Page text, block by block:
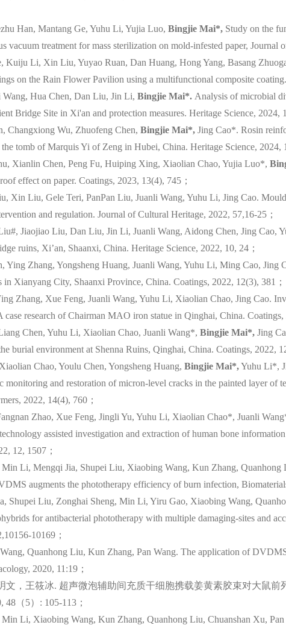
Han, Mantang Ge, Yuhu Li, Yujia Luo, Bingjie Mai*, Study on the
vacuum treatment for mass sterilization on mold-infested paper, Journal
Kuiju Li, Xin Liu, Yuyao Ruan, Dan Huang, Hong Yang, Basang
on the Rain Flower Pavilion using a multifunctional composite
Hua Chen, Dan Liu, Jin Li, Bingjie Mai*. Analysis of microbial
Bridge Site in Xi'an and protection measures. Heritage Science, 2024,
Changxiong Wu, Zhuofeng Chen, Bingjie Mai*, Jing Cao*. Rosin
tomb of Marquis Yi of Zeng in Hubei, China. Heritage Science, 2024,
Xianlin Chen, Peng Fu, Huiping Xing, Xiaolian Chao, Yujia Luo*,
effect on paper. Coatings, 2023, 13(4), 745；
Xin Liu, Gele Teri, PanPan Liu, Juanli Wang, Yuhu Li, Jing Cao.
and regulation. Journal of Cultural Heritage, 2022, 57,16-25；
Jiaojiao Liu, Dan Liu, Jin Li, Juanli Wang, Aidong Chen, Jing Cao,
ruins, Xi’an, Shaanxi, China. Heritage Science, 2022, 10, 24；
Ying Zhang, Yongsheng Huang, Juanli Wang, Yuhu Li, Ming Cao, Jing
Xianyang City, Shaanxi Province, China. Coatings, 2022, 12(3), 381；
Zhang, Xue Feng, Juanli Wang, Yuhu Li, Xiaolian Chao, Jing Cao.
case research of Chairman MAO iron statue in Qinghai, China. Coatings,
Chen, Yuhu Li, Xiaolian Chao, Juanli Wang*, Bingjie Mai*, Jing
burial environment at Shenna Ruins, Qinghai, China. Coatings, 2022,
Chao, Youlu Chen, Yongsheng Huang, Bingjie Mai*,Yuhu Li*,
monitoring and restoration of micron-level cracks in the painted layer of
2022, 14(4), 760；
Zhao, Xue Feng, Jingli Yu, Yuhu Li, Xiaolian Chao*, Juanli
assisted investigation and extraction of human bone
12, 1507；
Li, Mengqi Jia, Shupei Liu, Xiaobing Wang, Kun Zhang, Quanhong
augments the phototherapy efficiency of burn infection,
Shupei Liu, Zonghai Sheng, Min Li, Yiru Gao, Xiaobing Wang,
for antibacterial phototherapy with multiple damaging-sites and
10169；
Quanhong Liu, Kun Zhang, Pan Wang. The application of
2020, 11:19；
文，王筱冰. 超声微泡辅助间充质干细胞携载姜黄素胶束对大鼠前
48（5）: 105-113；
Li, Xiaobing Wang, Kun Zhang, Quanhong Liu, Chuanshan Xu, Pan